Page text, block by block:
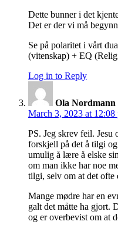
Dette bunner i det
Det er der vi må
Se på polaritet i vårt
(vitenskap) + EQ
Log in to Reply
Ola Nordmann
March 3, 2023 at 12:08
PS. Jeg skrev feil. Jesu
forskjell på det å tilgi
umulig å lære å elske
om man ikke har noe
tilgi, selv om at det ofte
Mange mødre har en
galt det måtte ha gjort.
og er overbevist om at